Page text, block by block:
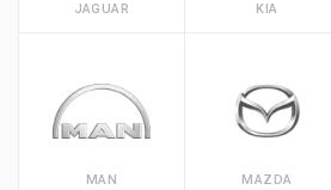
JAGUAR KIA
MAN MAZDA